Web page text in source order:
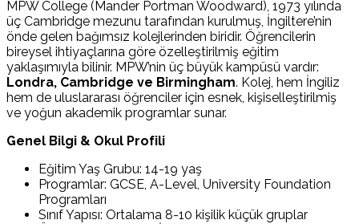
MPW College (Mander Portman Woodward), 1973 yılında
üç Cambridge mezunu tarafından kurulmuş, İngiltere’nin
önde gelen bağımsız kolejlerinden biridir. Öğrencilerin
bireysel ihtiyaçlarına göre özelleştirilmiş eğitim
yaklaşımıyla bilinir. MPW’nin üç büyük kampüsü vardır:
Londra, Cambridge ve Birmingham. Kolej, hem İngiliz
hem de uluslararası öğrenciler için esnek, kişiselleştirilmiş
ve yoğun akademik programlar sunar.
Genel Bilgi & Okul Profili
Eğitim Yaş Grubu: 14-19 yaş
Programlar: GCSE, A-Level, University Foundation
Programları
Sınıf Yapısı: Ortalama 8-10 kişilik küçük gruplar